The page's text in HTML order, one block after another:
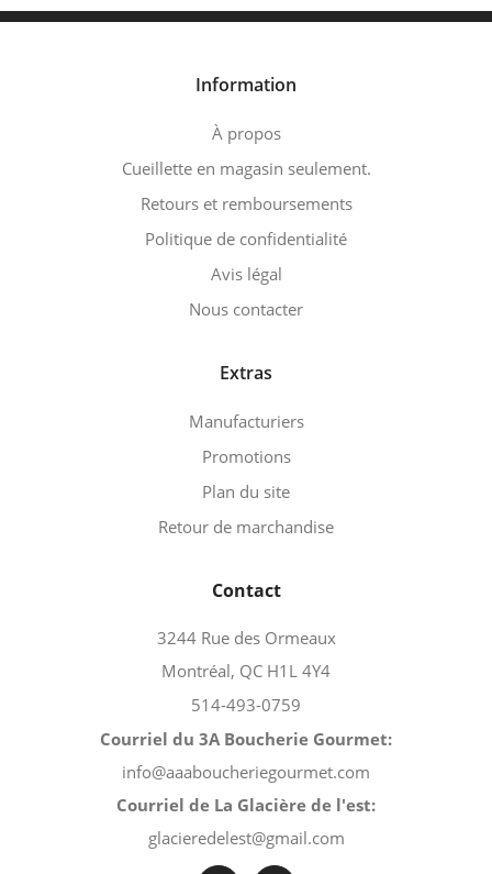
Information
À propos
Cueillette en magasin seulement.
Retours et remboursements
Politique de confidentialité
Avis légal
Nous contacter
Extras
Manufacturiers
Promotions
Plan du site
Retour de marchandise
Contact
3244 Rue des Ormeaux
Montréal, QC H1L 4Y4
514-493-0759
Courriel du 3A Boucherie Gourmet:
info@aaaboucheriegourmet.com
Courriel de La Glacière de l'est:
glacieredelest@gmail.com